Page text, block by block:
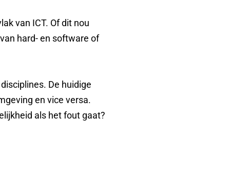
van ICT. Of dit nou
hard- en software of
De huidige
en vice versa.
als het fout gaat?